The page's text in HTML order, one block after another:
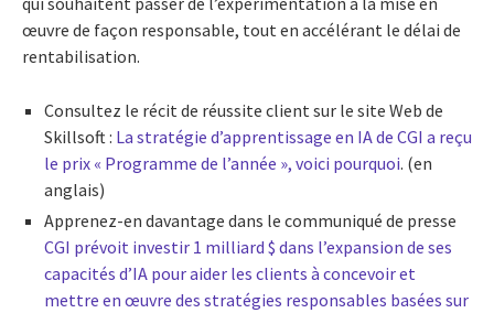
œuvre de façon responsable, tout en accélérant le délai de
rentabilisation.
Consultez le récit de réussite client sur le site Web de
Skillsoft : La stratégie d’apprentissage en IA de CGI a reçu
le prix « Programme de l’année », voici pourquoi. (en
anglais)
Apprenez-en davantage dans le communiqué de presse
CGI prévoit investir 1 milliard $ dans l’expansion de ses
capacités d’IA pour aider les clients à concevoir et
mettre en œuvre des stratégies responsables basées sur